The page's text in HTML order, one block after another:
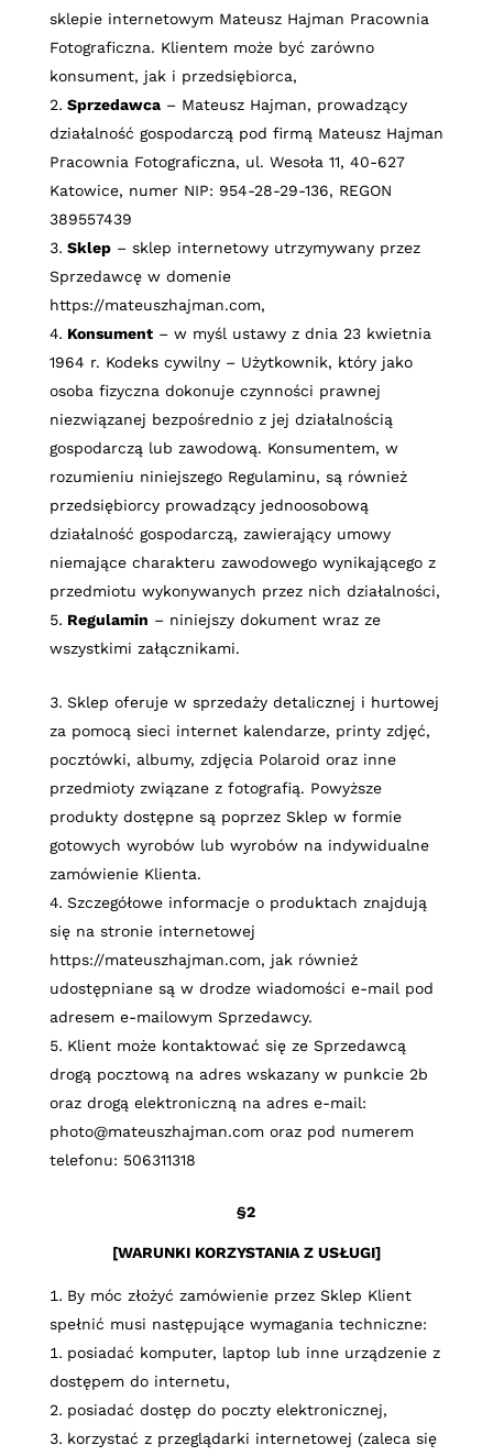
sklepie internetowym Mateusz Hajman Pracownia
Fotograficzna. Klientem może być zarówno
konsument, jak i przedsiębiorca,
Sprzedawca– Mateusz Hajman, prowadzący
działalność gospodarczą pod firmą Mateusz Hajman
Pracownia Fotograficzna, ul. Wesoła 11, 40-627
Katowice, numer NIP: 954-28-29-136, REGON
389557439
Sklep– sklep internetowy utrzymywany przez
Sprzedawcę w domenie
https://mateuszhajman.com,
Konsument– w myśl ustawy z dnia 23 kwietnia
1964 r. Kodeks cywilny – Użytkownik, który jako
osoba fizyczna dokonuje czynności prawnej
niezwiązanej bezpośrednio z jej działalnością
gospodarczą lub zawodową. Konsumentem, w
rozumieniu niniejszego Regulaminu, są również
przedsiębiorcy prowadzący jednoosobową
działalność gospodarczą, zawierający umowy
niemające charakteru zawodowego wynikającego z
przedmiotu wykonywanych przez nich działalności,
Regulamin – niniejszy dokument wraz ze
wszystkimi załącznikami.
Sklep oferuje w sprzedaży detalicznej i hurtowej
za pomocą sieci internet kalendarze, printy zdjęć,
pocztówki, albumy, zdjęcia Polaroid oraz inne
przedmioty związane z fotografią. Powyższe
produkty dostępne są poprzez Sklep w formie
gotowych wyrobów lub wyrobów na indywidualne
zamówienie Klienta.
Szczegółowe informacje o produktach znajdują
się na stronie internetowej
https://mateuszhajman.com, jak również
udostępniane są w drodze wiadomości e-mail pod
adresem e-mailowym Sprzedawcy.
Klient może kontaktować się ze Sprzedawcą
drogą pocztową na adres wskazany w punkcie 2b
oraz drogą elektroniczną na adres e-mail:
photo@mateuszhajman.comoraz pod numerem
telefonu: 506311318
§2
[WARUNKI KORZYSTANIA Z USŁUGI]
By móc złożyć zamówienie przez Sklep Klient
spełnić musi następujące wymagania techniczne:
posiadać komputer, laptop lub inne urządzenie z
dostępem do internetu,
posiadać dostęp do poczty elektronicznej,
korzystać z przeglądarki internetowej (zaleca się